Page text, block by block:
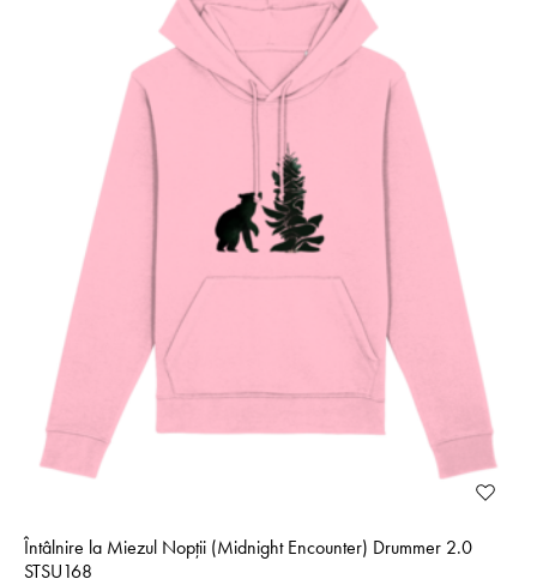
Întâlnire la Miezul Nopții (Midnight Encounter) Drummer 2.0
STSU168